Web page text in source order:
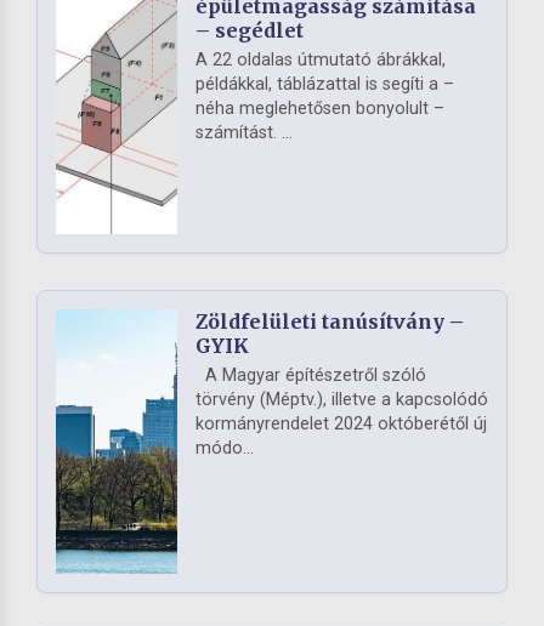
épületmagasság számítása
– segédlet
A 22 oldalas útmutató ábrákkal,
példákkal, táblázattal is segíti a –
néha meglehetősen bonyolult –
számítást. ...
Zöldfelületi tanúsítvány –
GYIK
A Magyar építészetről szóló
törvény (Méptv.), illetve a kapcsolódó
kormányrendelet 2024 októberétől új
módo...